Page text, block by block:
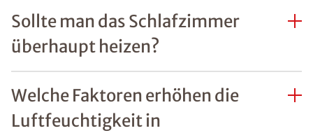
Sollte man das Schlafzimmer
überhaupt heizen?
Welche Faktoren erhöhen die
Luftfeuchtigkeit in